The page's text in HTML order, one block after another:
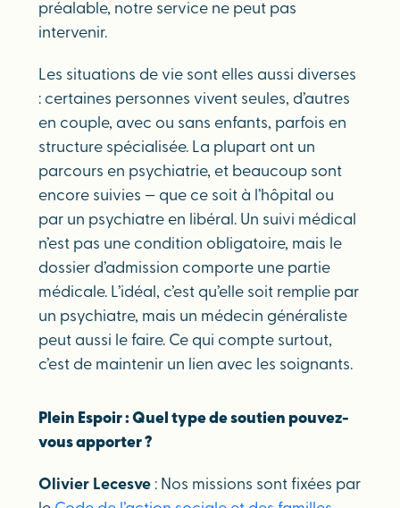
préalable, notre service ne peut pas
intervenir.
Les situations de vie sont elles aussi diverses
: certaines personnes vivent seules, d’autres
en couple, avec ou sans enfants, parfois en
structure spécialisée. La plupart ont un
parcours en psychiatrie, et beaucoup sont
encore suivies — que ce soit à l’hôpital ou
par un psychiatre en libéral. Un suivi médical
n’est pas une condition obligatoire, mais le
dossier d’admission comporte une partie
médicale. L’idéal, c’est qu’elle soit remplie par
un psychiatre, mais un médecin généraliste
peut aussi le faire. Ce qui compte surtout,
c’est de maintenir un lien avec les soignants.
Plein Espoir : Quel type de soutien pouvez-
vous apporter ?
Olivier Lecesve : Nos missions sont fixées par